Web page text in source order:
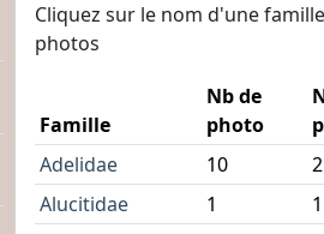
Cliquez sur le nom d'une
photos
Famille
Nb de
photo
Adelidae
10
2
Alucitidae
1
1